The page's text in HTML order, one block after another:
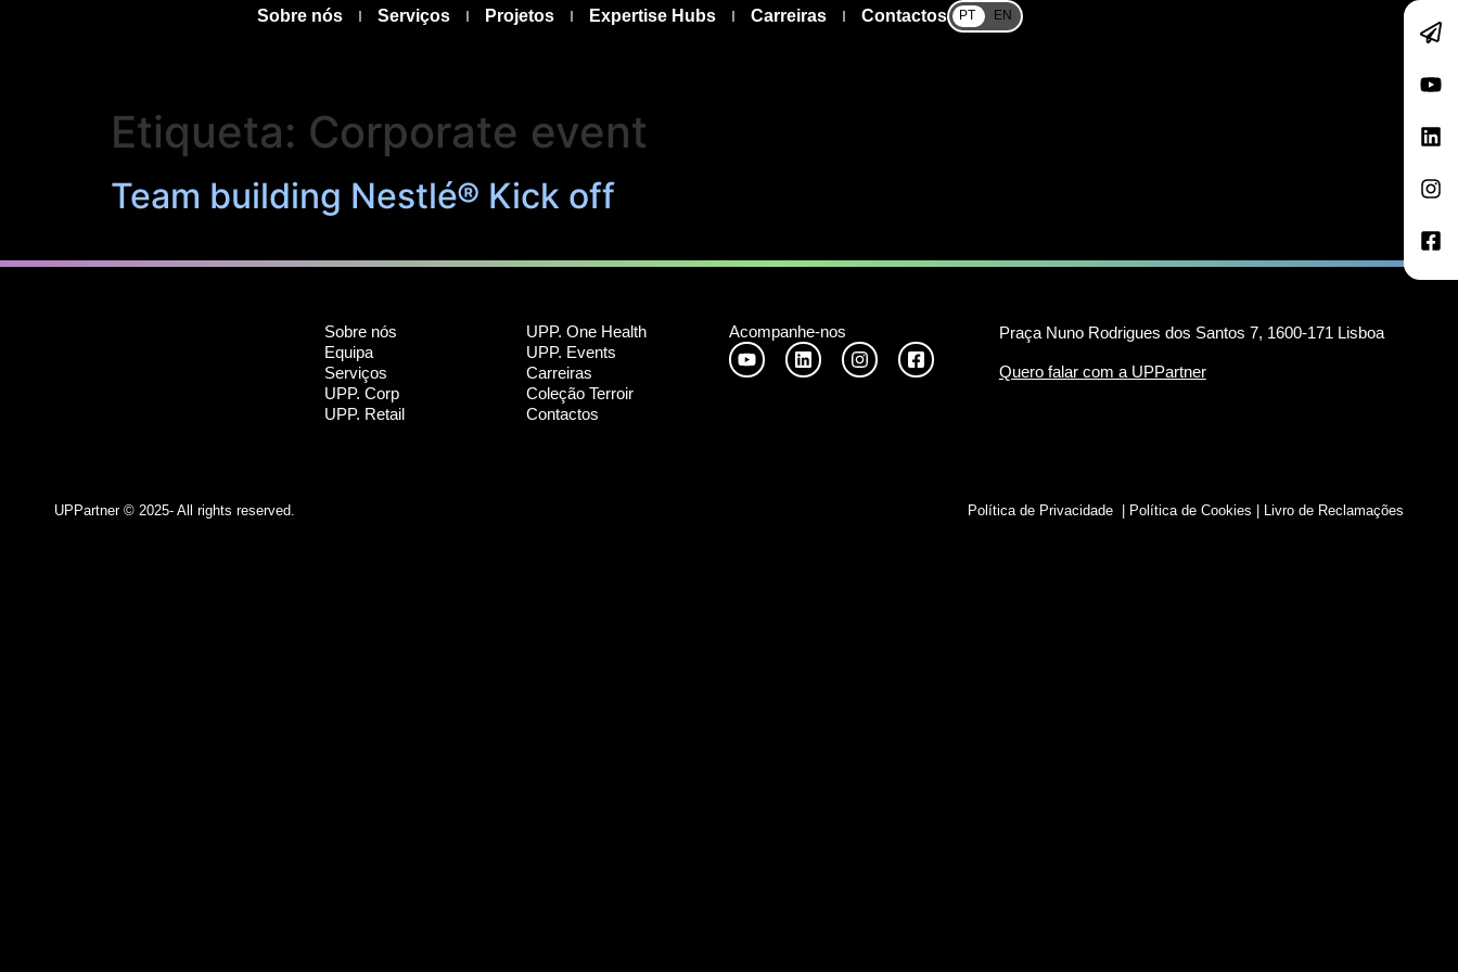
Sobre nós Serviços Projetos Expertise Hubs Carreiras Contactos PT EN
Etiqueta: Corporate event
Team building Nestlé® Kick off
Sobre nós
Equipa
Serviços
UPP. Corp
UPP. Retail
UPP. One Health
UPP. Events
Carreiras
Coleção Terroir
Contactos
Acompanhe-nos Praça Nuno Rodrigues dos Santos 7, 1600-171 Lisboa
Quero falar com a UPPartner
UPPartner © 2025- All rights reserved. Política de Privacidade Política de Cookies Livro de Reclamações